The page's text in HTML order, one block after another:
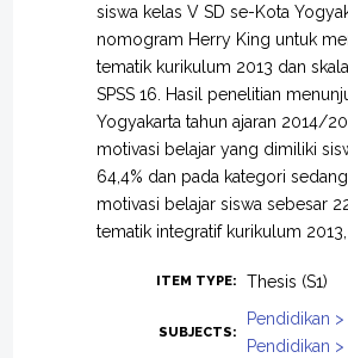
siswa kelas V SD se-Kota
nomogram Herry King untuk
tematik kurikulum 2013 dan
SPSS 16. Hasil penelitian
Yogyakarta tahun ajaran 2014/
motivasi belajar yang dimiliki
64,4% dan pada kategori
motivasi belajar siswa sebesar
tematik integratif kurikulum
ITEM TYPE: Thesis (S1)
SUBJECTS:
Pendidikan
Pendidikan